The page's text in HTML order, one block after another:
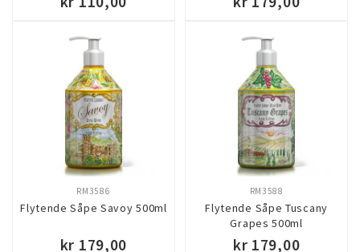
Flytende Såpe Savoy 500ml
RM3586
kr 179,00
Flytende Såpe Tuscany
Grapes 500ml
RM3588
kr 179,00